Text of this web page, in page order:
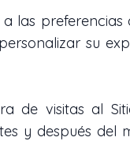
las
su
de visitas al
y después del